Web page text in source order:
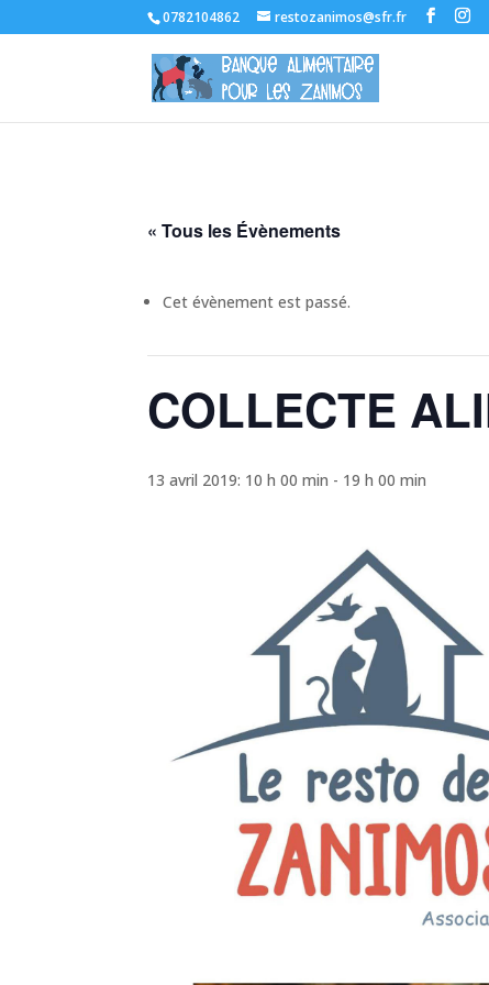
0782104862 restozanimos@sfr.fr
« Tous les Évènements
Cet évènement est passé.
COLLECTE
13 avril 2019: 10 h 00 min - 19 h 00 min